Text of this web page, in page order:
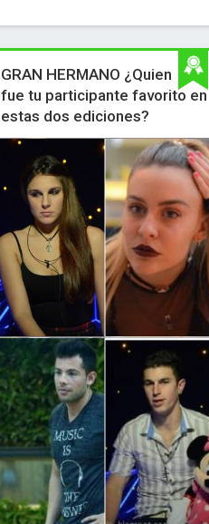
GRAN HERMANO ¿Quien
fue tu participante favorito en
estas dos ediciones?